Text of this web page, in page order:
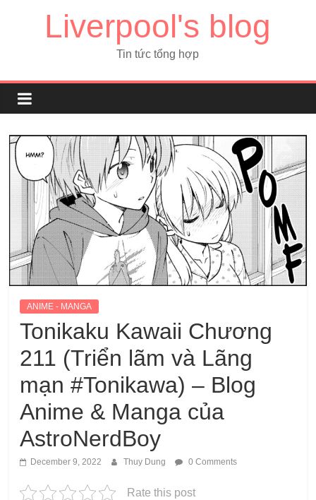
Liverpool's blog
Tin tức tổng hợp
ANIME - MANGA
Tonikaku Kawaii Chương
211 (Triển lãm và Lãng
mạn #Tonikawa) – Blog
Anime & Manga của
AstroNerdBoy
December 9, 2022 Thuy Dung 0 Comments
Rate this post